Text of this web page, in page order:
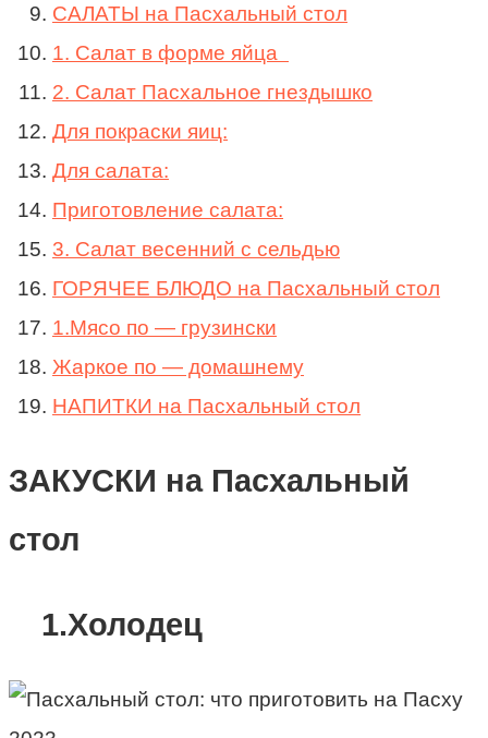
САЛАТЫ на Пасхальный стол
1. Салат в форме яйца
2. Салат Пасхальное гнездышко
Для покраски яиц:
Для салата:
Приготовление салата:
3. Салат весенний с сельдью
ГОРЯЧЕЕ БЛЮДО на Пасхальный стол
1.Мясо по — грузински
Жаркое по — домашнему
НАПИТКИ на Пасхальный стол
ЗАКУСКИ на Пасхальный
стол
1.Холодец